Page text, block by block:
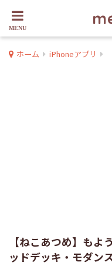
ホーム iPhoneアプリ
【ねこあつめ】も
ッドデッキ・モダン